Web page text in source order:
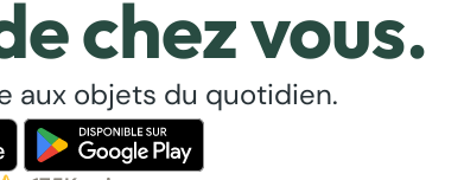
chez vous.
aux objets du quotidien.